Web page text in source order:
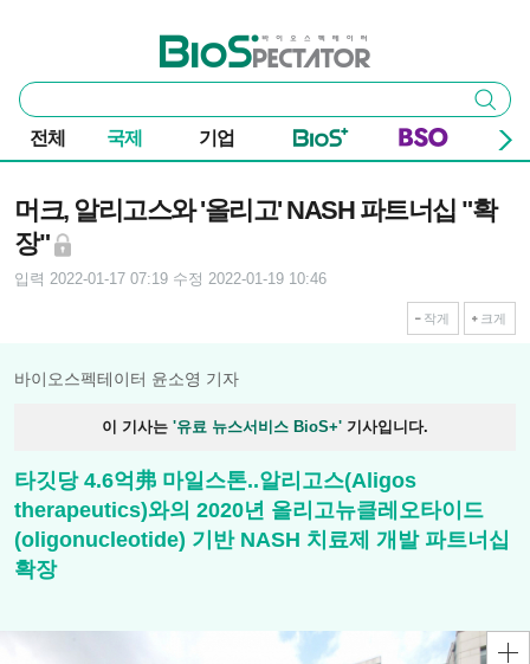
바이오스펙테이터
통
합
검
색
검색
전체 국제 기업
머크, 알리고스와 '올리고' NASH 파트너십 "확
장"
입력 2022-01-17 07:19 수정 2022-01-19 10:46
작게 크게
바이오스펙테이터 윤소영 기자
이 기사는 '유료 뉴스서비스 BioS+' 기사입니다.
타깃당 4.6억弗 마일스톤..알리고스(Aligos
therapeutics)와의 2020년 올리고뉴클레오타이드
(oligonucleotide) 기반 NASH 치료제 개발 파트너십
확장